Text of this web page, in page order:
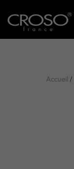
Accueil /